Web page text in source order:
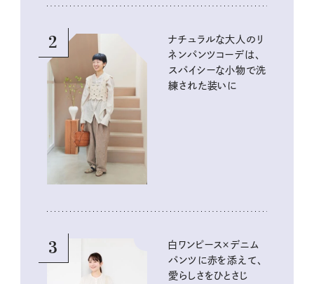
2
ナチュラルな大人のリ
ネンパンツコーデは、
スパイシーな小物で洗
練された装いに
3
白ワンピース×デニム
パンツに赤を添えて、
愛らしさをひとさじ